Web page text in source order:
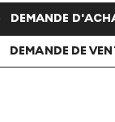
DEMANDE
DEMANDE DE